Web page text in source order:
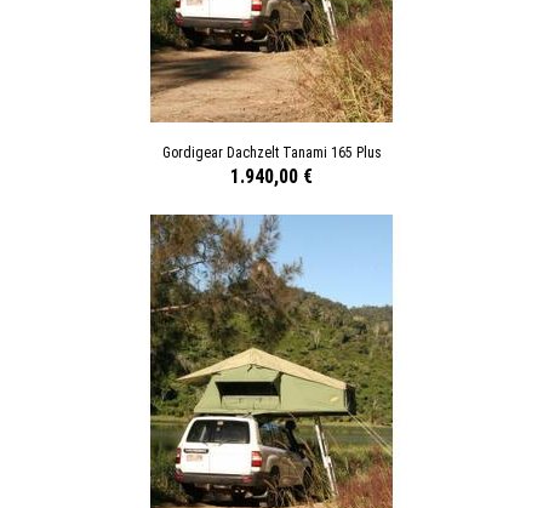
Gordigear Dachzelt Tanami 165 Plus
1.940,00 €